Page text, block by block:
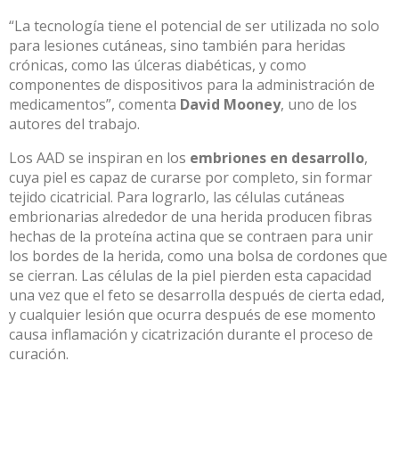
“La tecnología tiene el potencial de ser utilizada no solo
para lesiones cutáneas, sino también para heridas
crónicas, como las úlceras diabéticas, y como
componentes de dispositivos para la administración de
medicamentos”, comenta David Mooney, uno de los
autores del trabajo.
Los AAD se inspiran en los embriones en desarrollo,
cuya piel es capaz de curarse por completo, sin formar
tejido cicatricial. Para lograrlo, las células cutáneas
embrionarias alrededor de una herida producen fibras
hechas de la proteína actina que se contraen para unir
los bordes de la herida, como una bolsa de cordones que
se cierran. Las células de la piel pierden esta capacidad
una vez que el feto se desarrolla después de cierta edad,
y cualquier lesión que ocurra después de ese momento
causa inflamación y cicatrización durante el proceso de
curación.